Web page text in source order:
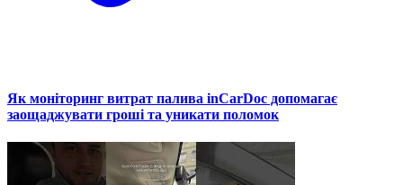
Як моніторинг витрат палива inCarDoc допомагає
заощаджувати гроші та уникати поломок